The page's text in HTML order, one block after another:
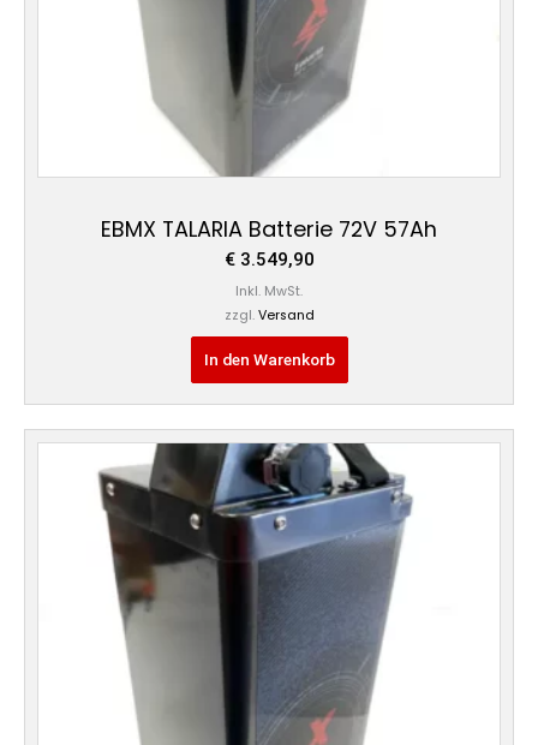
EBMX TALARIA Batterie 72V 57Ah
€3.549,90
Inkl. MwSt.
zzgl. Versand
In den Warenkorb